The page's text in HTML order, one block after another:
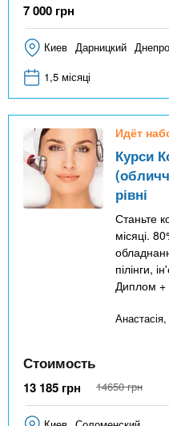
7 000 грн
Киев Дарницкий
1,5 місяці
Идёт
Курси
рівні
Станьте
місяці.
пілінги,
Диплом +
Стоимость
13 185 грн 14650 грн